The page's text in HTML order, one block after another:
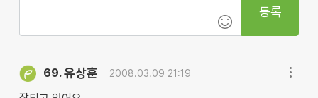
등록
69.유상훈 2008.03.09 21:19